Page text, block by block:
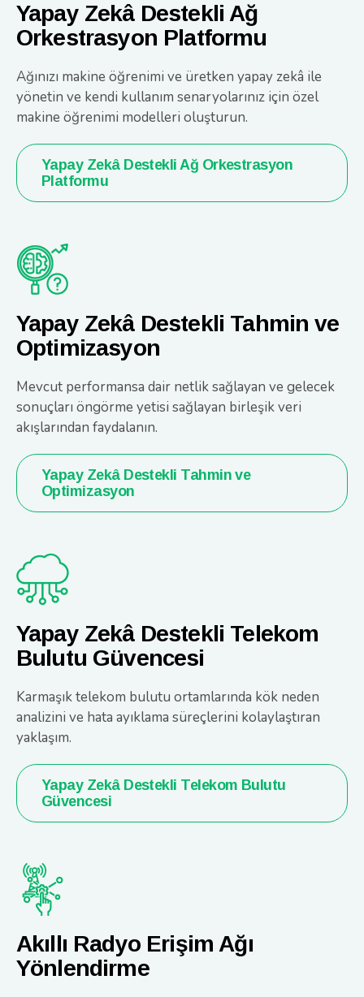
Yapay Zekâ Destekli Ağ
Orkestrasyon Platformu
Ağınızı makine öğrenimi ve üretken yapay zekâ ile
yönetin ve kendi kullanım senaryolarınız için özel
makine öğrenimi modelleri oluşturun.
Yapay Zekâ Destekli Ağ Orkestrasyon
Platformu
Yapay Zekâ Destekli Tahmin ve
Optimizasyon
Mevcut performansa dair netlik sağlayan ve gelecek
sonuçları öngörme yetisi sağlayan birleşik veri
akışlarından faydalanın.
Yapay Zekâ Destekli Tahmin ve
Optimizasyon
Yapay Zekâ Destekli Telekom
Bulutu Güvencesi
Karmaşık telekom bulutu ortamlarında kök neden
analizini ve hata ayıklama süreçlerini kolaylaştıran
yaklaşım.
Yapay Zekâ Destekli Telekom Bulutu
Güvencesi
Akıllı Radyo Erişim Ağı
Yönlendirme